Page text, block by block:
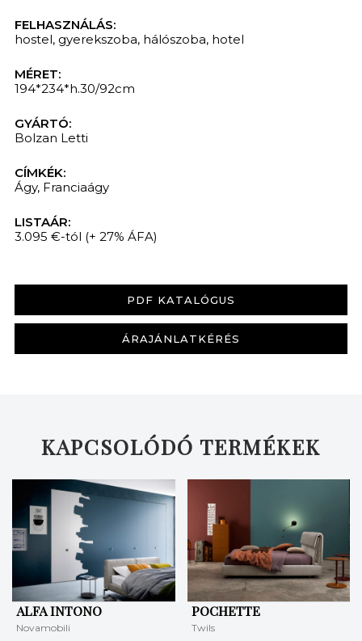
FELHASZNÁLÁS:
hostel, gyerekszoba, hálószoba, hotel
MÉRET:
194*234*h.30/92cm
GYÁRTÓ:
Bolzan Letti
CÍMKÉK:
Ágy, Franciaágy
LISTAÁR:
3.095 €-tól (+ 27% ÁFA)
PDF KATALÓGUS
ÁRAJÁNLATKÉRÉS
KAPCSOLÓDÓ TERMÉKEK
ALFA INTONO
Novamobili
POCHETTE
Twils